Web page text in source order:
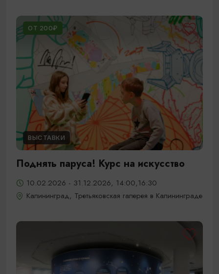
ОТ 200₽
ВЫСТАВКИ
Поднять паруса! Курс на искусство
10.02.2026 - 31.12.2026, 14:00,16:30
Калининград, Третьяковская галерея в Калининграде